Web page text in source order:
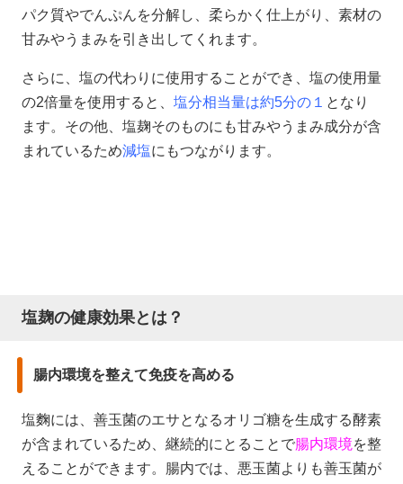
パク質やでんぷんを分解し、柔らかく仕上がり、素材の
甘みやうまみを引き出してくれます。
さらに、塩の代わりに使用することができ、塩の使用量
の2倍量を使用すると、 塩分相当量は約5分の１ となり
ます。その他、塩麹そのものにも甘みやうまみ成分が含
まれているため減塩にもつながります。
塩麹の健康効果とは？
腸内環境を整えて免疫を高める
塩麴には、善玉菌のエサとなるオリゴ糖を生成する酵素
が含まれているため、継続的にとることで腸内環境を整
えることができます。腸内では、悪玉菌よりも善玉菌が